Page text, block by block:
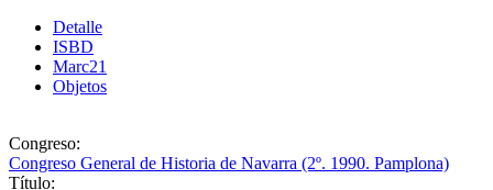
Detalle
ISBD
Marc21
Objetos
Congreso:
Congreso General de Historia de Navarra (2º. 1990. Pamplona)
Título: